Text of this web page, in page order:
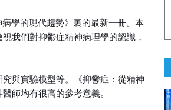
學的現代趨勢》裏的最新一冊。本
我們對抑鬱症精神病理學的認識，
與實驗模型等。《抑鬱症：從精神
師均有很高的參考意義。